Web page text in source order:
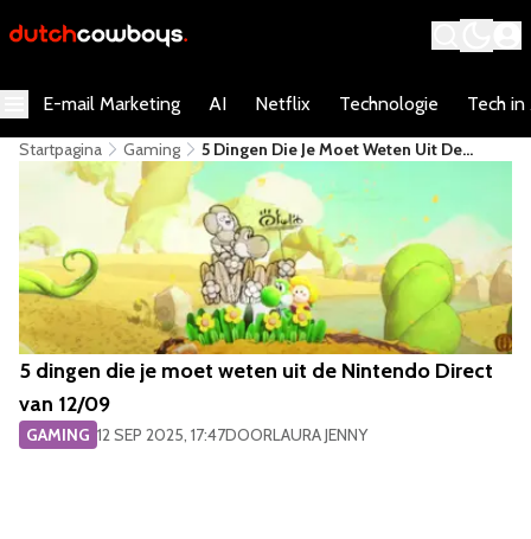
E-mail Marketing AI Netflix Technologie Tech in
Startpagina Gaming
5 Dingen Die Je Moet Weten Uit De
Nintendo Direct Van 12/09
5 dingen die je moet weten uit de Nintendo Direct
van 12/09
GAMING 12 SEP 2025, 17:47DOORLAURA JENNY